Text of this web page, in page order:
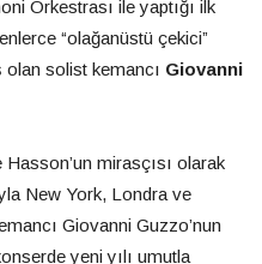
Orkestrası ile yaptığı ilk
“olağanüstü çekici”
solist kemancı Giovanni
mirasçısı olarak
New York, Londra ve
Giovanni Guzzo’nun
yeni yılı umutla